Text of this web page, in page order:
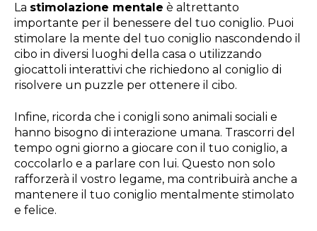
La stimolazione mentale è altrettanto
importante per il benessere del tuo coniglio. Puoi
stimolare la mente del tuo coniglio nascondendo il
cibo in diversi luoghi della casa o utilizzando
giocattoli interattivi che richiedono al coniglio di
risolvere un puzzle per ottenere il cibo.
Infine, ricorda che i conigli sono animali sociali e
hanno bisogno di interazione umana. Trascorri del
tempo ogni giorno a giocare con il tuo coniglio, a
coccolarlo e a parlare con lui. Questo non solo
rafforzerà il vostro legame, ma contribuirà anche a
mantenere il tuo coniglio mentalmente stimolato
e felice.